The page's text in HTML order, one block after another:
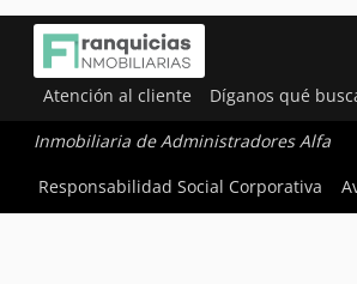
Atención al cliente Díganos qué
Inmobiliaria de Administradores Alfa
Responsabilidad Social Corporativa